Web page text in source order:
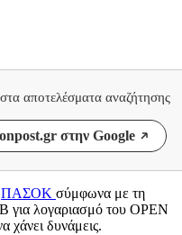
αποτελέσματα αναζήτησης
στην Google
ΠΑΣΟΚ σύμφωνα με τη
για λογαριασμό του OPEN
χάνει δυνάμεις.